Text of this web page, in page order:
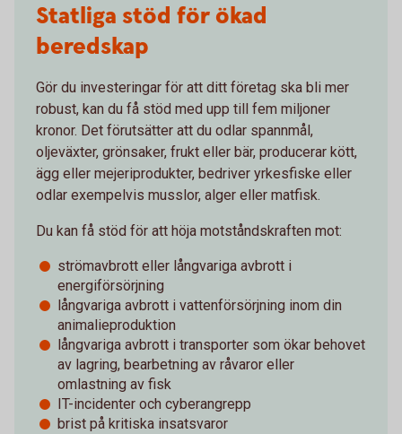
Statliga stöd för ökad
beredskap
Gör du investeringar för att ditt företag ska bli mer
robust, kan du få stöd med upp till fem miljoner
kronor. Det förutsätter att du odlar spannmål,
oljeväxter, grönsaker, frukt eller bär, producerar kött,
ägg eller mejeriprodukter, bedriver yrkesfiske eller
odlar exempelvis musslor, alger eller matfisk.
Du kan få stöd för att höja motståndskraften mot:
strömavbrott eller långvariga avbrott i
energiförsörjning
långvariga avbrott i vattenförsörjning inom din
animalieproduktion
långvariga avbrott i transporter som ökar behovet
av lagring, bearbetning av råvaror eller
omlastning av fisk
IT-incidenter och cyberangrepp
brist på kritiska insatsvaror